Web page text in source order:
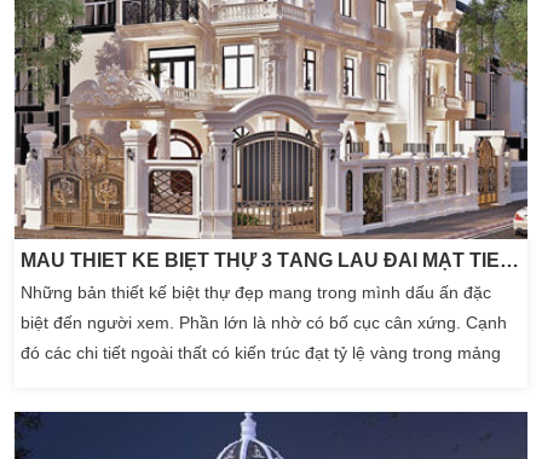
MẪU THIẾT KẾ BIỆT THỰ 3 TẦNG LÂU ĐÀI MẶT TIỀN CÓ HỒ BƠI – BT442
Những bản thiết kế biệt thự đẹp mang trong mình dấu ấn đặc
biệt đến người xem. Phần lớn là nhờ có bố cục cân xứng. Cạnh
đó các chi tiết ngoài thất có kiến trúc đạt tỷ lệ vàng trong mảng
một nét đẹp hài hòa và tinh đế là yếu tố đi đầu. BT442 sẽ là một
mẫu thiết […]